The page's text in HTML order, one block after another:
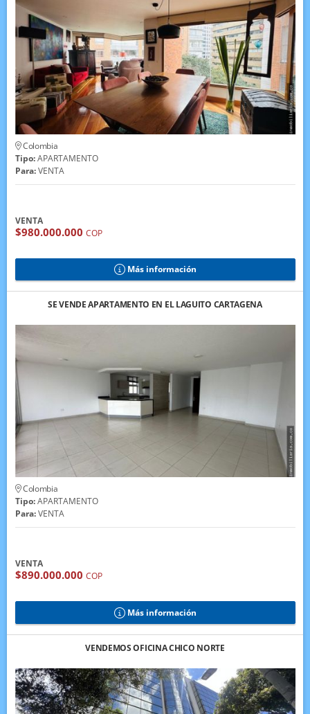
Colombia
Tipo:APARTAMENTO
Para:VENTA
VENTA
$980.000.000 COP
Más información
SE VENDE APARTAMENTO EN EL LAGUITO CARTAGENA
Colombia
Tipo:APARTAMENTO
Para:VENTA
VENTA
$890.000.000 COP
Más información
VENDEMOS OFICINA CHICO NORTE